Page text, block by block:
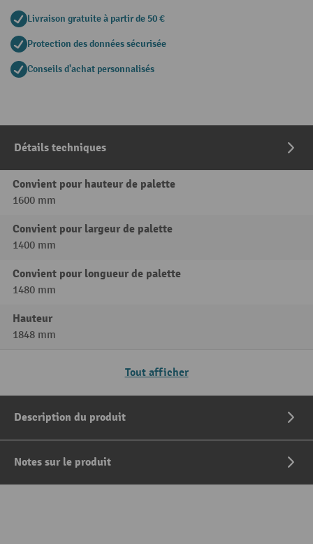
Livraison gratuite à partir de 50 €
Protection des données sécurisée
Conseils d'achat personnalisés
Détails techniques
Convient pour hauteur de palette
1600 mm
Convient pour largeur de palette
1400 mm
Convient pour longueur de palette
1480 mm
Hauteur
1848 mm
Tout afficher
Description du produit
Notes sur le produit